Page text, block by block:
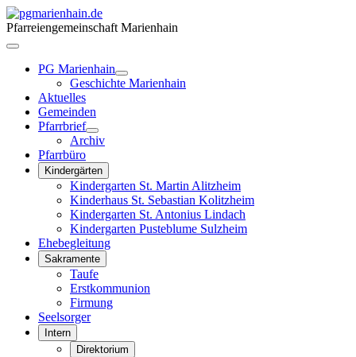
Pfarreiengemeinschaft Marienhain
PG Marienhain
Geschichte Marienhain
Aktuelles
Gemeinden
Pfarrbrief
Archiv
Pfarrbüro
Kindergärten
Kindergarten St. Martin Alitzheim
Kinderhaus St. Sebastian Kolitzheim
Kindergarten St. Antonius Lindach
Kindergarten Pusteblume Sulzheim
Ehebegleitung
Sakramente
Taufe
Erstkommunion
Firmung
Seelsorger
Intern
Direktorium